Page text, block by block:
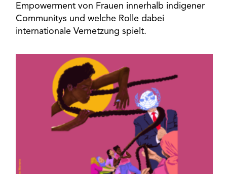
Empowerment von Frauen innerhalb indigener
Communitys und welche Rolle dabei
internationale Vernetzung spielt.